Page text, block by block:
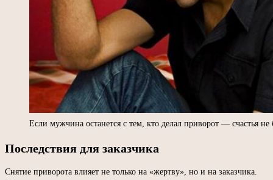
Если мужчина останется с тем, кто делал приворот — счастья не
Последствия для заказчика
Снятие приворота влияет не только на «жертву», но и на заказчика.